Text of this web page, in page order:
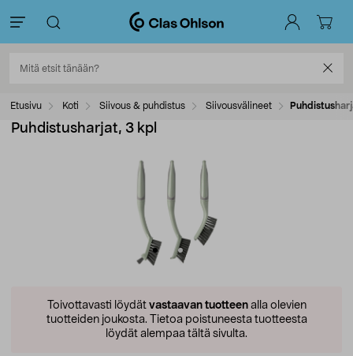
Etusivu Koti Siivous & puhdistus Siivousvälineet
Puhdistusharjat, 3 kpl
Toivottavasti löydät vastaavan tuotteenalla olevien
tuotteiden joukosta. Tietoa poistuneesta tuotteesta
löydät alempaa tältä sivulta.